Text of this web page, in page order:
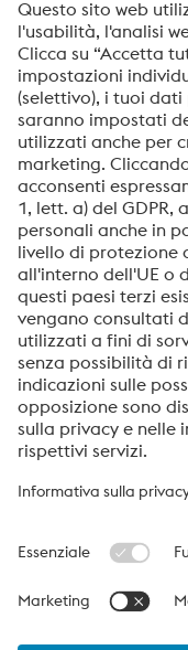
Ai sensi e per gli
2016/679 –
informativa per il
Sì! Desidero
comunicazioni
Inviare
Verifica Anti-
voestalpine High
voestalpine. La
speciali per utensili e